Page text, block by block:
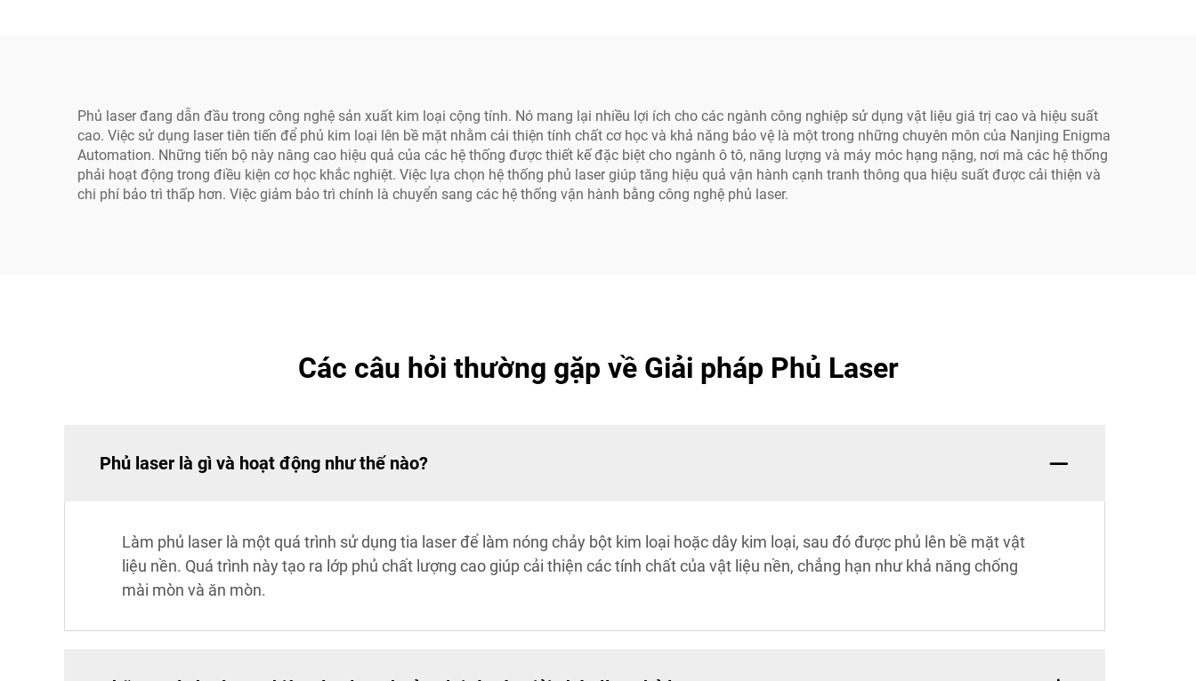
Phủ laser đang dẫn đầu trong công nghệ sản xuất kim loại cộng tính. Nó mang lại nhiều lợi ích cho các ngành công nghiệp sử dụng vật liệu giá trị cao và hiệu suất
cao. Việc sử dụng laser tiên tiến để phủ kim loại lên bề mặt nhằm cải thiện tính chất cơ học và khả năng bảo vệ là một trong những chuyên môn của Nanjing Enigma
Automation. Những tiến bộ này nâng cao hiệu quả của các hệ thống được thiết kế đặc biệt cho ngành ô tô, năng lượng và máy móc hạng nặng, nơi mà các hệ thống
phải hoạt động trong điều kiện cơ học khắc nghiệt. Việc lựa chọn hệ thống phủ laser giúp tăng hiệu quả vận hành cạnh tranh thông qua hiệu suất được cải thiện và
chi phí bảo trì thấp hơn. Việc giảm bảo trì chính là chuyển sang các hệ thống vận hành bằng công nghệ phủ laser.
Các câu hỏi thường gặp về Giải pháp Phủ Laser
Phủ laser là gì và hoạt động như thế nào?
Làm phủ laser là một quá trình sử dụng tia laser để làm nóng chảy bột kim loại hoặc dây kim loại, sau đó được phủ lên bề mặt vật
liệu nền. Quá trình này tạo ra lớp phủ chất lượng cao giúp cải thiện các tính chất của vật liệu nền, chẳng hạn như khả năng chống
mài mòn và ăn mòn.